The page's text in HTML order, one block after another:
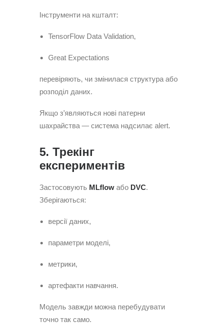
Інструменти на кшталт:
TensorFlow Data Validation,
Great Expectations
перевіряють, чи змінилася структура або
розподіл даних.
Якщо з’являються нові патерни
шахрайства — система надсилає alert.
5. Трекінг
експериментів
Застосовують MLflow або DVC.
Зберігаються:
версії даних,
параметри моделі,
метрики,
артефакти навчання.
Модель завжди можна перебудувати
точно так само.